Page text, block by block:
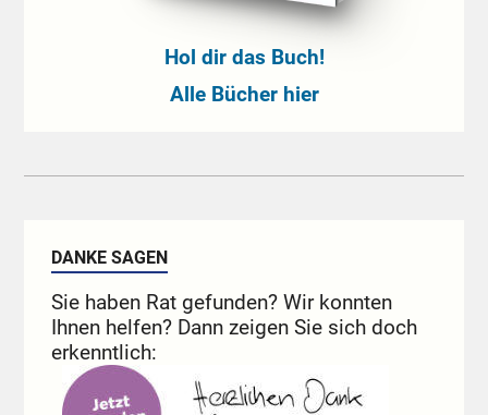
Hol dir das Buch!
Alle Bücher hier
DANKE SAGEN
Sie haben Rat gefunden? Wir konnten
Ihnen helfen? Dann zeigen Sie sich doch
erkenntlich: